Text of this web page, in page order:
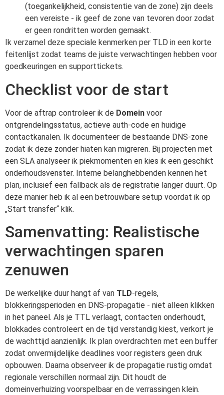
(toegankelijkheid, consistentie van de zone) zijn deels
een vereiste - ik geef de zone van tevoren door zodat
er geen rondritten worden gemaakt.
Ik verzamel deze speciale kenmerken per TLD in een korte
feitenlijst zodat teams de juiste verwachtingen hebben voor
goedkeuringen en supporttickets.
Checklist voor de start
Voor de aftrap controleer ik de Domein voor
ontgrendelingsstatus, actieve auth-code en huidige
contactkanalen. Ik documenteer de bestaande DNS-zone
zodat ik deze zonder hiaten kan migreren. Bij projecten met
een SLA analyseer ik piekmomenten en kies ik een geschikt
onderhoudsvenster. Interne belanghebbenden kennen het
plan, inclusief een fallback als de registratie langer duurt. Op
deze manier heb ik al een betrouwbare setup voordat ik op
„Start transfer“ klik.
Samenvatting: Realistische
verwachtingen sparen
zenuwen
De werkelijke duur hangt af van TLD-regels,
blokkeringsperioden en DNS-propagatie - niet alleen klikken
in het paneel. Als je TTL verlaagt, contacten onderhoudt,
blokkades controleert en de tijd verstandig kiest, verkort je
de wachttijd aanzienlijk. Ik plan overdrachten met een buffer
zodat onvermijdelijke deadlines voor registers geen druk
opbouwen. Daarna observeer ik de propagatie rustig omdat
regionale verschillen normaal zijn. Dit houdt de
domeinverhuizing voorspelbaar en de verrassingen klein.